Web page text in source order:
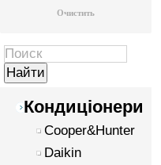
Очистить
Кондиціонери
Cooper&Hunter
Daikin